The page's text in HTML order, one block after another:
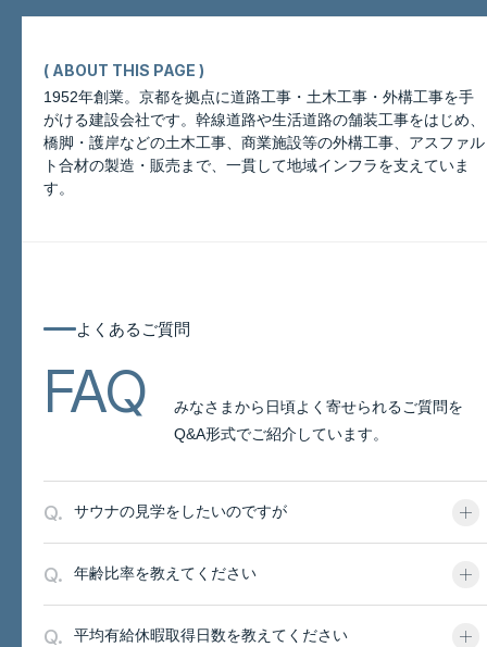
このページについて
( ABOUT THIS PAGE )
1952年創業。京都を拠点に道路工事・土木工事・外構工事を手
がける建設会社です。幹線道路や生活道路の舗装工事をはじめ、
橋脚・護岸などの土木工事、商業施設等の外構工事、アスファル
ト合材の製造・販売まで、一貫して地域インフラを支えていま
す。
よくあるご質問
よくあるご質問
FAQ
みなさまから日頃よく寄せられるご質問を
Q&A形式でご紹介しています。
Q. サウナの見学をしたいのですが
Q. 年齢比率を教えてください
Q. 平均有給休暇取得日数を教えてください